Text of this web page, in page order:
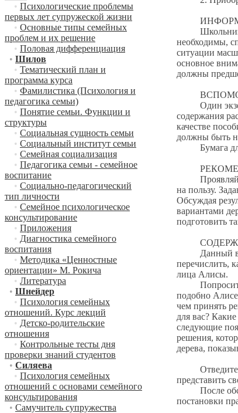
• Психологические проблемы
первых лет супружеской жизни
• Основные типы семейных
проблем и их решение
• Половая дифференциация
• Шилов
• Тематический план и
программа курса
• Фамилистика (Психология и
педагогика семьи)
• Понятие семьи. Функции и
структуры
• Социальная сущность семьи
• Социальный институт семьи
• Семейная социализация
• Педагогика семьи - семейное
воспитание
• Социально-педагогический
тип личности
• Семейное психологическое
консультирование
• Приложения
• Диагностика семейного
воспитания
• Методика «Ценностные
ориентации» М. Рокича
• Литература
• Шнейдер
• Психология семейных
отношений. Курс лекций
• Детско-родительские
отношения
• Контрольные тесты дня
проверки знаний студентов
• Силяева
• Психология семейных
отношений с основами семейного
консультирования
• Самучитель супружества
Школьникам
необходимы,
ситуации
основное
должны
Один
содержания
качестве
должны быть
Бумага для
Проявляйте
на пользу.
Обсуждая
вариантами
подготовить
Данный вид
перечислить,
лица Алисы.
Попросите
подобно
чем принять
для вас?
следующие
решения,
дерева,
Отведите
представить
После
постановки